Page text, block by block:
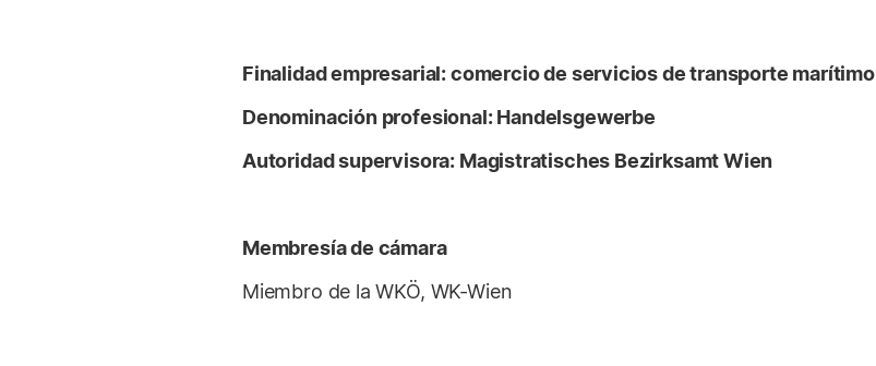
Finalidad empresarial: comercio de servicios de transporte marítimo
Denominación profesional: Handelsgewerbe
Autoridad supervisora: Magistratisches Bezirksamt Wien
Membresía de cámara
Miembro de la WKÖ, WK-Wien